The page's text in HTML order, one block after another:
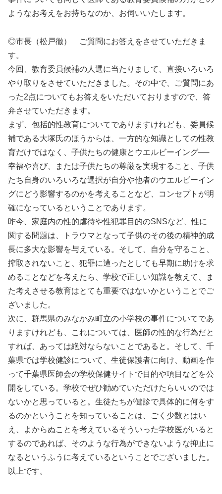
ようなお考えをお持ちなのか、お伺いいたします。
◎市長（松戸徹） ご質問にお答えをさせていただきま
す。
今回、教育委員候補の人選に当たりまして、直接いろいろ
やり取りをさせていただきました。その中で、ご質問にあ
った2点についてもお答えをいただいておりますので、答
弁させていただきます。
まず、包括的性教育についてでありますけれども、委員候
補である大塚氏のほうからは、一方的な知識としての性教
育だけではなく、子供たちの健康とウエルビーイング──
幸福や喜び、または子供たちの尊厳を実現すること、子供
たち自身のいろいろな選択が自分や他者のウエルビーイン
グにどう影響するのかを考えることなど、コンセプトが明
確になっているということであります。
昨今、家庭内の性的虐待や性犯罪目的のSNSなど、性に
関する問題は、トラウマとなって子供のその後の精神的成
長に多大な影響を与えている。そして、自分を守ること、
搾取されないこと、犯罪に遭ったとしても早期に助けを求
めることなどを考えたら、学校で正しい知識を教えて、ま
た考えさせる教育はとても重要ではないかということでご
ざいました。
次に、群馬県のみなかみ町立の小学校の事件についてであ
りますけれども、これについては、医師の性的な行為だと
すれば、あっては絶対ならないことであると。そして、千
葉県では学校健診について、生徒保護者に向け、動画を作
って千葉県医師会の学校保健サイトで目的や項目などを公
開をしている。学校でぜひ勧めていただけたらいいのでは
ないかと思っていると。生徒たちが健診で具体的に何をす
るのかということを知っていることは、ごく少数とはい
え、よからぬことを考えているそういった学校医がいると
するのであれば、そのような行為ができないような抑止に
なるというふうに考えているということでございました。
以上です。